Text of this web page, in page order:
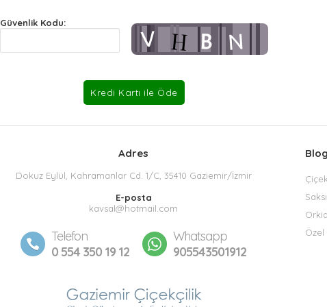
Güvenlik Kodu:
Adres
Dokuz Eylül, Kahramanlar Cd. 1/C, 35410 Gaziemir/İzmir
E-posta
kavsal@hotmail.com
Telefon
0 554 350 19 12
Whatsapp
905543501912